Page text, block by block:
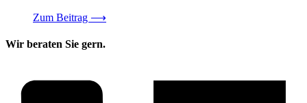
Zum Beitrag ⟶
Wir beraten Sie gern.